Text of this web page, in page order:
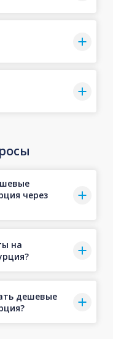
через
на
дешевые